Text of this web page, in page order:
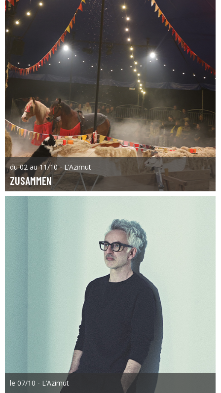
du 02 au 11/10 - L’Azimut
ZUSAMMEN
le 07/10 - L’Azimut